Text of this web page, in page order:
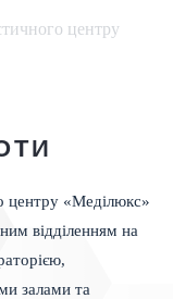
центру
центру «Меділюкс»
відділенням на
залами та